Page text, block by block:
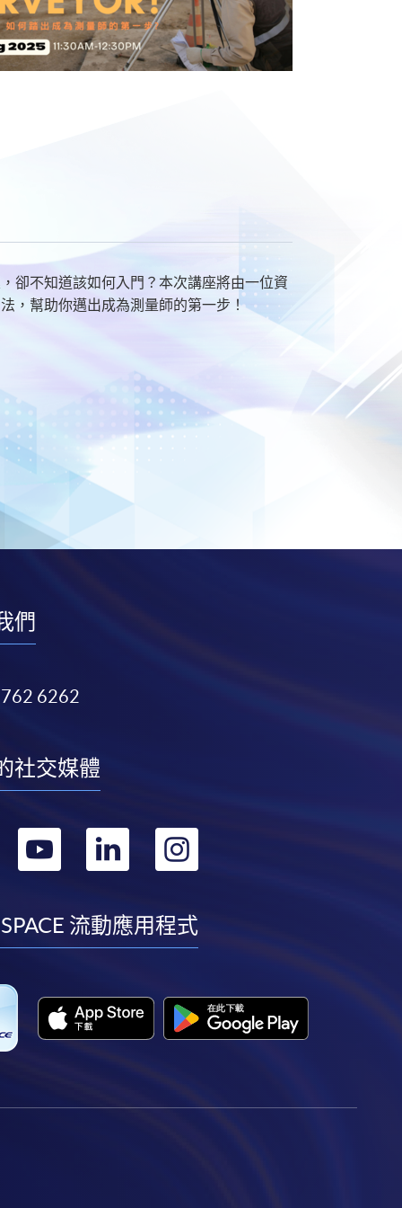
卻不知道該如何入門？本次講座將由一位資
，幫助你邁出成為測量師的第一步！
們
6262
社交媒體
轉
youtube
轉
linkedininstagram
流動應用程式